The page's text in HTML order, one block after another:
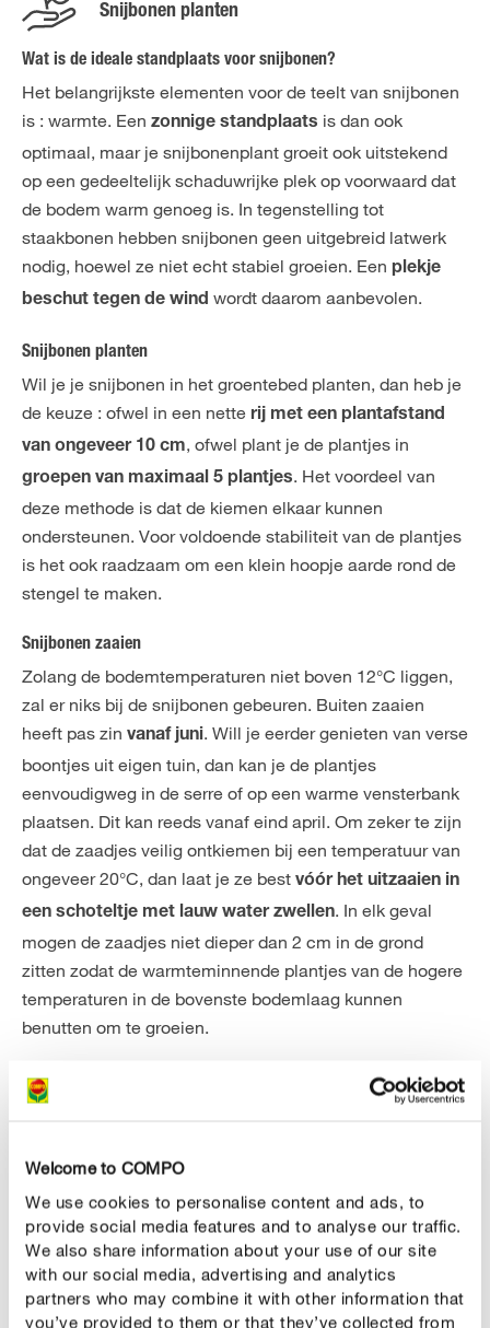
Welcome to COMPO
We use cookies to personalise content and ads, to
provide social media features and to analyse our traffic.
We also share information about your use of our site
with our social media, advertising and analytics
partners who may combine it with other information that
you’ve provided to them or that they’ve collected from
Snijbonen planten
Wat is de ideale standplaats voor snijbonen?
Het belangrijkste elementen voor de teelt van snijbonen
is : warmte. Een zonnige standplaats is dan ook
optimaal, maar je snijbonenplant groeit ook uitstekend
op een gedeeltelijk schaduwrijke plek op voorwaard dat
de bodem warm genoeg is. In tegenstelling tot
staakbonen hebben snijbonen geen uitgebreid latwerk
nodig, hoewel ze niet echt stabiel groeien. Een plekje
beschut tegen de wind wordt daarom aanbevolen.
Snijbonen planten
Wil je je snijbonen in het groentebed planten, dan heb je
de keuze : ofwel in een nette rij met een plantafstand
van ongeveer 10 cm, ofwel plant je de plantjes in
groepen van maximaal 5 plantjes. Het voordeel van
deze methode is dat de kiemen elkaar kunnen
ondersteunen. Voor voldoende stabiliteit van de plantjes
is het ook raadzaam om een klein hoopje aarde rond de
stengel te maken.
Snijbonen zaaien
Zolang de bodemtemperaturen niet boven 12°C liggen,
zal er niks bij de snijbonen gebeuren. Buiten zaaien
heeft pas zin vanaf juni. Will je eerder genieten van verse
boontjes uit eigen tuin, dan kan je de plantjes
eenvoudigweg in de serre of op een warme vensterbank
plaatsen. Dit kan reeds vanaf eind april. Om zeker te zijn
dat de zaadjes veilig ontkiemen bij een temperatuur van
ongeveer 20°C, dan laat je ze best vóór het uitzaaien in
een schoteltje met lauw water zwellen. In elk geval
mogen de zaadjes niet dieper dan 2 cm in de grond
zitten zodat de warmteminnende plantjes van de hogere
temperaturen in de bovenste bodemlaag kunnen
benutten om te groeien.
Snijbonen en staakbonen bevatten allebei
blauwzuur als ze niet gaar zijn en zijn daarom
giftig! Pas na 15 minuten koken is het
blauwzuur in de bonen afgebroken.